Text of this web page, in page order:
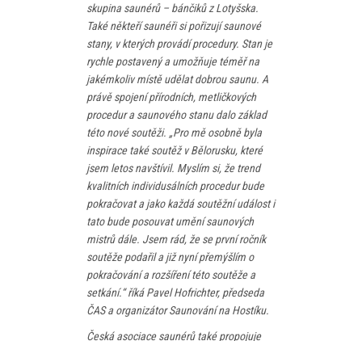
skupina saunérů – bánčiků z Lotyšska.
Také někteří saunéři si pořizují saunové
stany, v kterých provádí procedury. Stan je
rychle postavený a umožňuje téměř na
jakémkoliv místě udělat dobrou saunu. A
právě spojení přírodních, metličkových
procedur a saunového stanu dalo základ
této nové soutěži. „Pro mě osobně byla
inspirace také soutěž v Bělorusku, které
jsem letos navštívil. Myslím si, že trend
kvalitních individusálních procedur bude
pokračovat a jako každá soutěžní událost i
tato bude posouvat umění saunových
mistrů dále. Jsem rád, že se první ročník
soutěže podařil a již nyní přemýšlím o
pokračování a rozšíření této soutěže a
setkání.“ říká Pavel Hofrichter, předseda
ČAS a organizátor Saunování na Hostíku.
Česká asociace saunérů také propojuje